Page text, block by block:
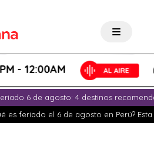
6 de agosto: 4 destinos
es feriado el 6 de agosto en Perú?